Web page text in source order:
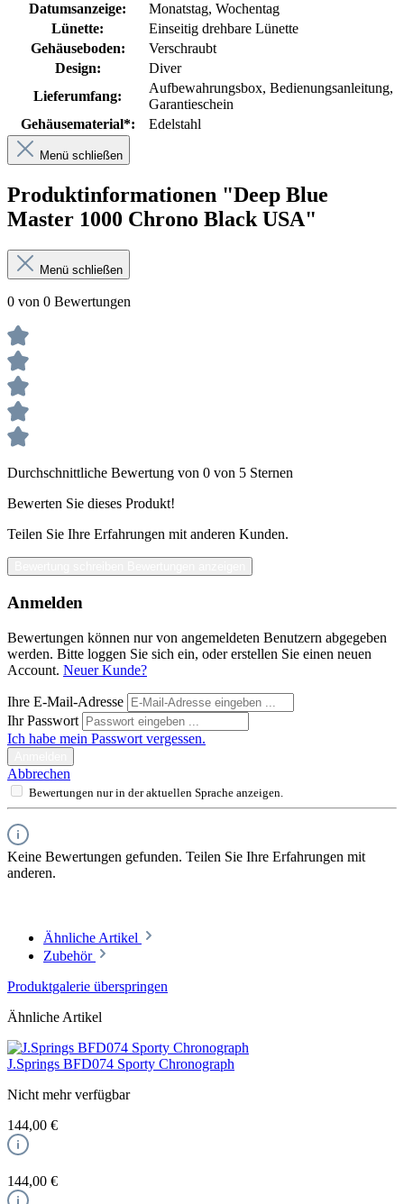
Datumsanzeige:
Monatstag, Wochentag
Lünette:
Einseitig drehbare Lünette
Gehäuseboden:
Verschraubt
Design:
Diver
Lieferumfang:
Aufbewahrungsbox, Bedienungsanleitung,
Garantieschein
Gehäusematerial*:
Edelstahl
Menü schließen
Produktinformationen "Deep Blue
Master 1000 Chrono Black USA"
Menü schließen
0 von 0 Bewertungen
Durchschnittliche Bewertung von 0 von 5 Sternen
Bewerten Sie dieses Produkt!
Teilen Sie Ihre Erfahrungen mit anderen Kunden.
Anmelden
Bewertungen können nur von angemeldeten Benutzern abgegeben
werden. Bitte loggen Sie sich ein, oder erstellen Sie einen neuen
Account. Neuer Kunde?
Ihre E-Mail-Adresse
Ihr Passwort
Ich habe mein Passwort vergessen.
Abbrechen
Bewertungen nur in der aktuellen Sprache anzeigen.
Keine Bewertungen gefunden. Teilen Sie Ihre Erfahrungen mit
anderen.
Ähnliche Artikel
Zubehör
Produktgalerie überspringen
Ähnliche Artikel
J.Springs BFD074 Sporty Chronograph
Nicht mehr verfügbar
144,00 €
144,00 €